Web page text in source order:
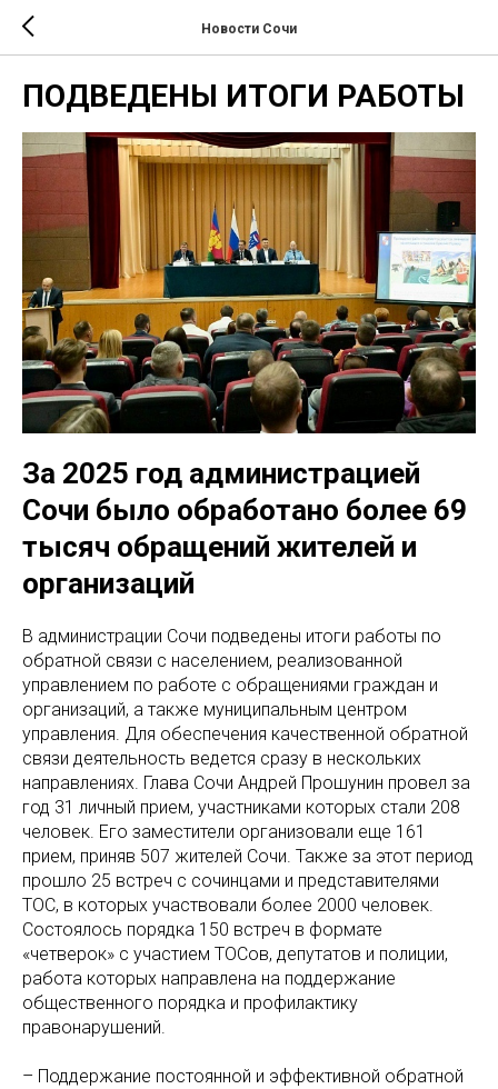
Новости Сочи
ПОДВЕДЕНЫ ИТОГИ РАБОТЫ
За 2025 год администрацией
Сочи было обработано более 69
тысяч обращений жителей и
организаций
В администрации Сочи подведены итоги работы по
обратной связи с населением, реализованной
управлением по работе с обращениями граждан и
организаций, а также муниципальным центром
управления. Для обеспечения качественной обратной
связи деятельность ведется сразу в нескольких
направлениях. Глава Сочи Андрей Прошунин провел за
год 31 личный прием, участниками которых стали 208
человек. Его заместители организовали еще 161
прием, приняв 507 жителей Сочи. Также за этот период
прошло 25 встреч с сочинцами и представителями
ТОС, в которых участвовали более 2000 человек.
Состоялось порядка 150 встреч в формате
«четверок» с участием ТОСов, депутатов и полиции,
работа которых направлена на поддержание
общественного порядка и профилактику
правонарушений.
– Поддержание постоянной и эффективной обратной